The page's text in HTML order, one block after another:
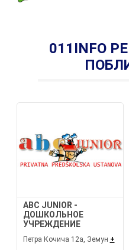
011INFO
ABC JUNIOR -
ДОШКОЛЬНОЕ
УЧРЕЖДЕНИЕ
Петра Кочича 12а, Земун +